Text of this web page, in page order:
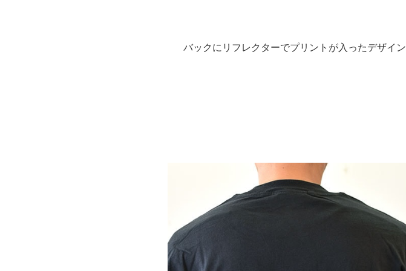
バックにリフレクターでプリントが入ったデザイン